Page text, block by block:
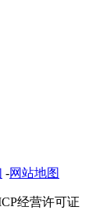
-网站地图
经营许可证